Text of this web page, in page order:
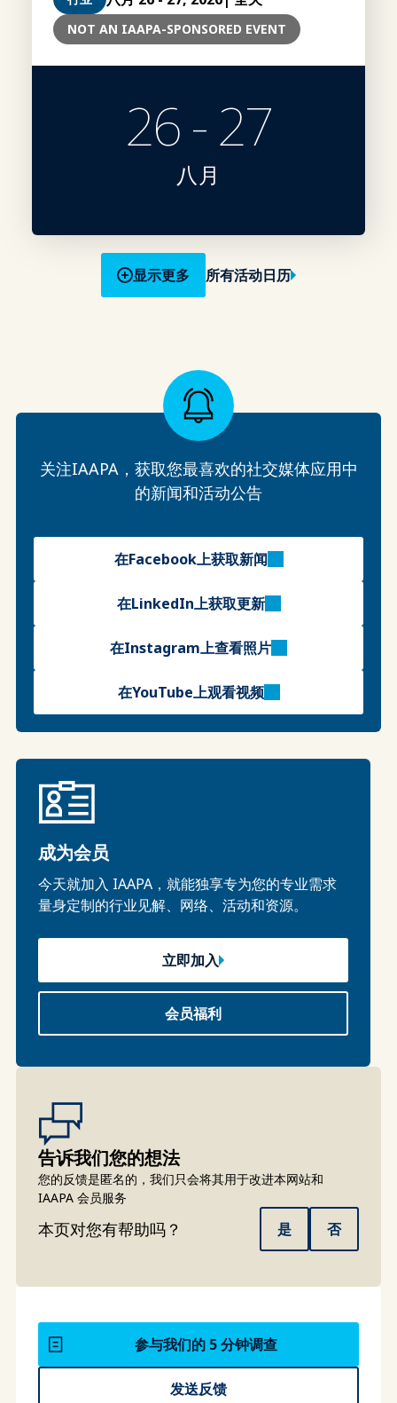
NOT AN IAAPA-SPONSORED EVENT
26 - 27
八月
显示更多 所有活动日历
关注IAAPA，获取您最喜欢的社交媒体应用中
的新闻和活动公告
在Facebook上获取新闻
在LinkedIn上获取更新
在Instagram上查看照片
在YouTube上观看视频
成为会员
今天就加入 IAAPA，就能独享专为您的专业需求
量身定制的行业见解、网络、活动和资源。
立即加入
会员福利
告诉我们您的想法
您的反馈是匿名的，我们只会将其用于改进本网站和
IAAPA 会员服务
本页对您有帮助吗？ 是 否
参与我们的 5 分钟调查
发送反馈